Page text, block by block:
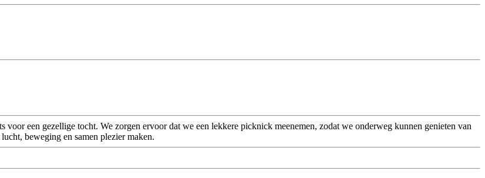
een gezellige tocht. We zorgen ervoor dat we een lekkere picknick meenemen, zodat we onderweg kunnen genieten van
beweging en samen plezier maken.